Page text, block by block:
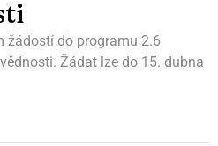
žádostí do programu 2.6
Žádat lze do 15. dubna